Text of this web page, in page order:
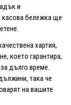
и
касова бележка ще
хартия,
което гарантира,
дълго време.
така че
на вашите